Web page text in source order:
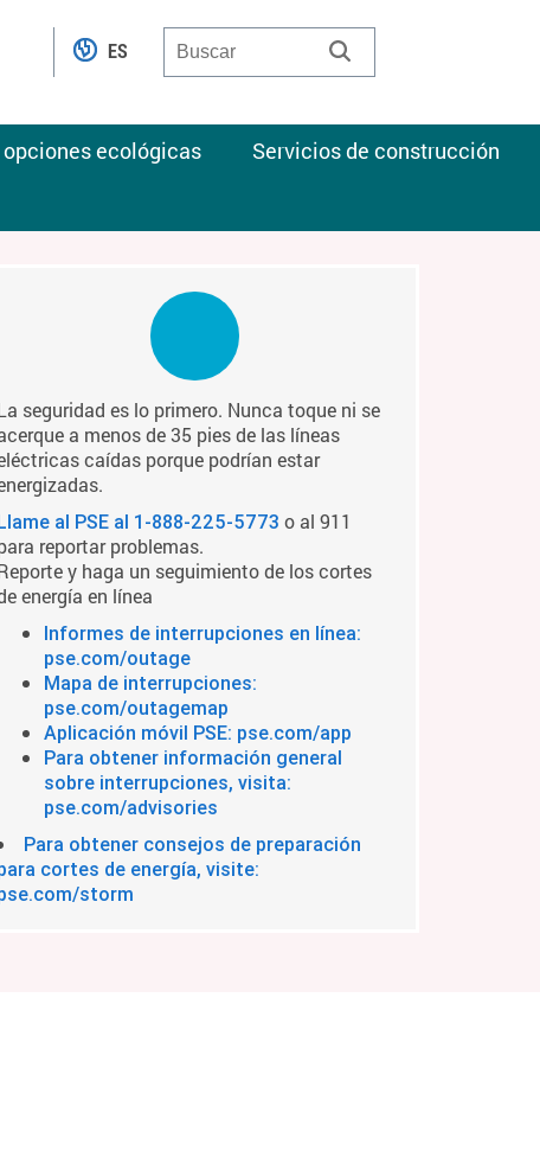
ecológicas
Servicios de construcción
ES
seguridad es lo primero. Nunca toque ni se
a menos de 35 pies de las líneas
caídas porque podrían estar
al PSE al 1-888-225-5773 o al 911
reportar problemas.
y haga un seguimiento de los cortes
energía en línea
Informes de interrupciones en línea:
pse.com/outage
Mapa de interrupciones:
pse.com/outagemap
Aplicación móvil PSE: pse.com/app
Para obtener información general
sobre interrupciones, visita:
pse.com/advisories
Para obtener consejos de preparación
cortes de energía, visite:
storm